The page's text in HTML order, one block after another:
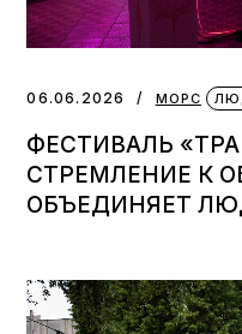
06.06.2026 МОРС
ФЕСТИВАЛЬ
СТРЕМЛЕНИЕ К
ОБЪЕДИНЯЕТ